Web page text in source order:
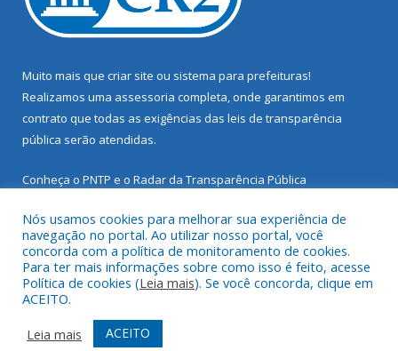
Muito mais que criar site ou sistema para prefeituras!
Realizamos uma assessoria completa, onde garantimos em
contrato que todas as exigências das leis de transparência
pública serão atendidas.
Conheça o PNTP e o Radar da Transparência Pública
Todos os direitos reservados a Prefeitura Municipal de Santarém
Novo.
Mapa do Site
Acessar Área Administrativa
Nós usamos cookies para melhorar sua experiência de
navegação no portal. Ao utilizar nosso portal, você
concorda com a política de monitoramento de cookies.
Para ter mais informações sobre como isso é feito, acesse
Política de cookies (Leia mais). Se você concorda, clique em
ACEITO.
Leia mais
ACEITO